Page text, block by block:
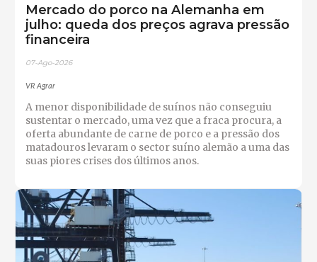
Mercado do porco na Alemanha em
julho: queda dos preços agrava pressão
financeira
07-Ago-2026
VR Agrar
A menor disponibilidade de suínos não conseguiu
sustentar o mercado, uma vez que a fraca procura, a
oferta abundante de carne de porco e a pressão dos
matadouros levaram o sector suíno alemão a uma das
suas piores crises dos últimos anos.